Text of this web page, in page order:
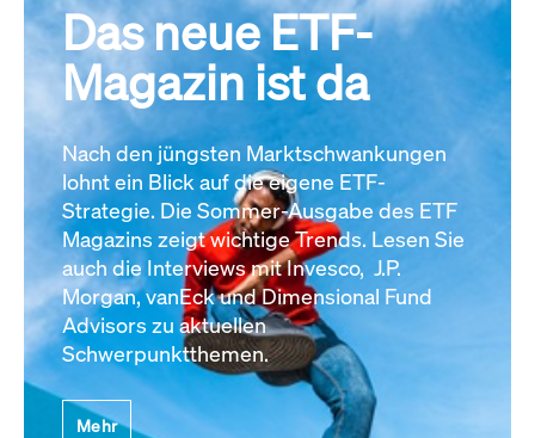
Das neue ETF-
Magazin ist da
Nach den jüngsten Marktschwankungen
lohnt ein Blick auf die eigene ETF-
Strategie. Die Sommer-Ausgabe des ETF
Magazins zeigt wichtige Trends. Lesen Sie
auch die Interviews mit Invesco, J.P.
Morgan, vanEck und Dimensional Fund
Advisors zu aktuellen
Schwerpunktthemen.
Mehr